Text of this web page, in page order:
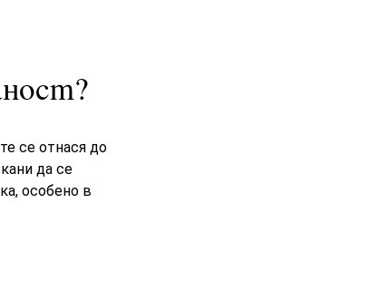
се отнася до
да се
особено в